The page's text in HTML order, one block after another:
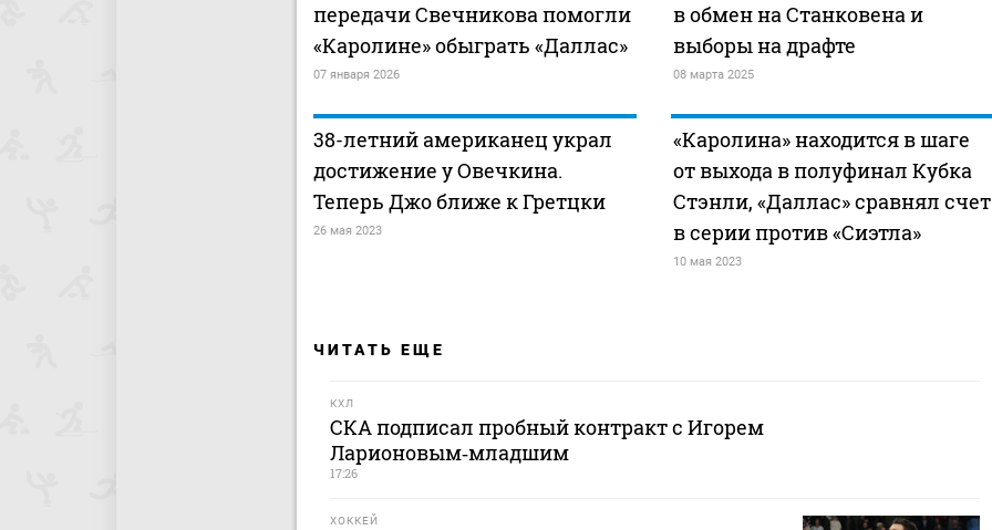
передачи Свечникова помогли
«Каролине» обыграть «Даллас»
07 января 2026
в обмен на Станковена и
выборы на драфте
08 марта 2025
38-летний американец украл
достижение у Овечкина.
Теперь Джо ближе к Гретцки
26 мая 2023
«Каролина» находится в шаге
от выхода в полуфинал Кубка
Стэнли, «Даллас» сравнял счет
в серии против «Сиэтла»
10 мая 2023
ЧИТАТЬ ЕЩЕ
КХЛ
СКА подписал пробный контракт с Игорем
Ларионовым‑младшим
17:26
ХОККЕЙ